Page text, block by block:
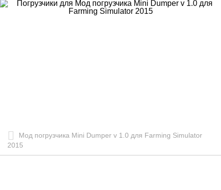
Мод погрузчика Mini Dumper v 1.0 для Farming Simulator
2015